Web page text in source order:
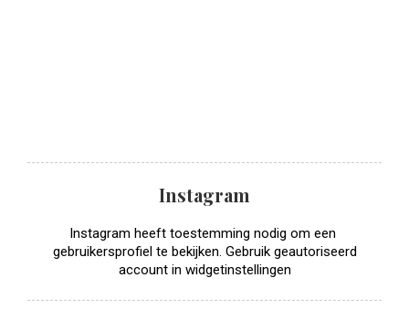
Instagram
Instagram heeft toestemming nodig om een ​​
gebruikersprofiel te bekijken. Gebruik geautoriseerd
account in widgetinstellingen